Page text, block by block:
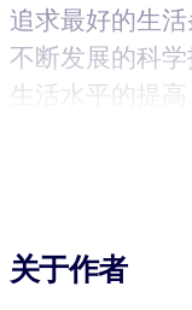
追求最好的生
不断发展的科
生活水平的提高
关于作者